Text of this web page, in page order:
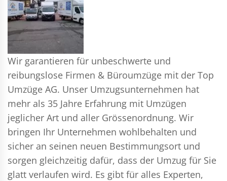
Wir garantieren für unbeschwerte und
reibungslose Firmen & Büroumzüge mit der Top
Umzüge AG. Unser Umzugsunternehmen hat
mehr als 35 Jahre Erfahrung mit Umzügen
jeglicher Art und aller Grössenordnung. Wir
bringen Ihr Unternehmen wohlbehalten und
sicher an seinen neuen Bestimmungsort und
sorgen gleichzeitig dafür, dass der Umzug für Sie
glatt verlaufen wird. Es gibt für alles Experten,